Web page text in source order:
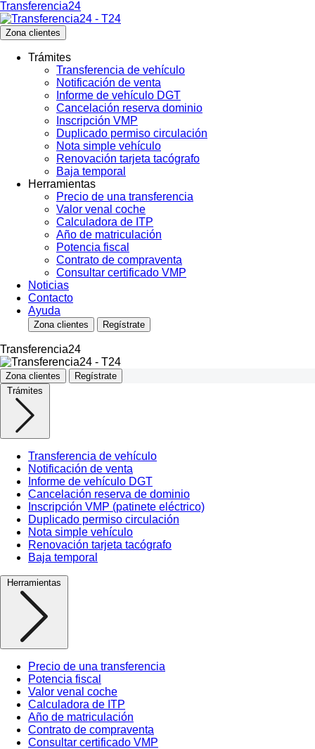
Transferencia24
Zona clientes
Trámites
Transferencia de vehículo
Notificación de venta
Informe de vehículo DGT
Cancelación reserva dominio
Inscripción VMP
Duplicado permiso circulación
Nota simple vehículo
Renovación tarjeta tacógrafo
Baja temporal
Herramientas
Precio de una transferencia
Valor venal coche
Calculadora de ITP
Año de matriculación
Potencia fiscal
Contrato de compraventa
Consultar certificado VMP
Noticias
Contacto
Ayuda
Zona clientes Regístrate
Transferencia24
Zona clientes
Regístrate
Trámites
Transferencia de vehículo
Notificación de venta
Informe de vehículo DGT
Cancelación reserva de dominio
Inscripción VMP (patinete eléctrico)
Duplicado permiso circulación
Nota simple vehículo
Renovación tarjeta tacógrafo
Baja temporal
Herramientas
Precio de una transferencia
Potencia fiscal
Valor venal coche
Calculadora de ITP
Año de matriculación
Contrato de compraventa
Consultar certificado VMP